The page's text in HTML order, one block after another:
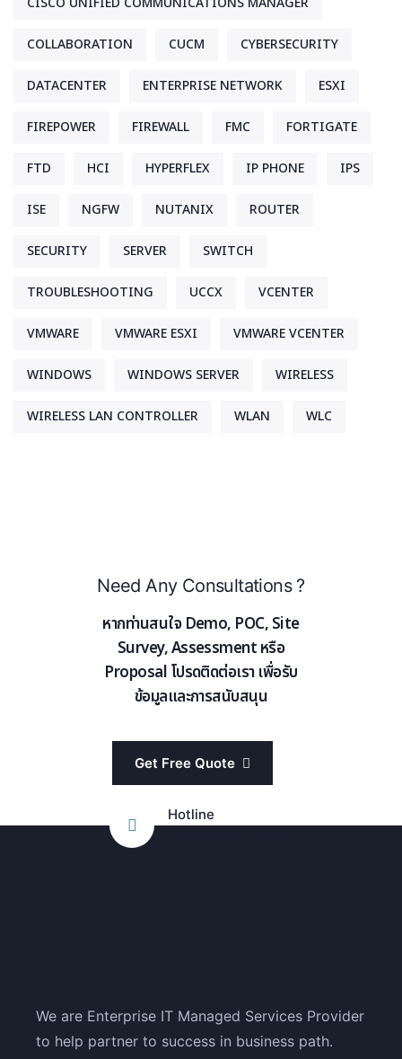
COLLABORATION CUCM CYBERSECURITY
DATACENTER ENTERPRISE NETWORK ESXI
FIREPOWER FIREWALL FMC FORTIGATE
FTD HCI HYPERFLEX IP PHONE IPS
ISE NGFW NUTANIX ROUTER
SECURITY SERVER SWITCH
TROUBLESHOOTING UCCX VCENTER
VMWARE VMWARE ESXI VMWARE VCENTER
WINDOWS WINDOWS SERVER WIRELESS
WIRELESS LAN CONTROLLER WLAN WLC
Need Any Consultations ?
หากท่านสนใจ Demo, POC, Site
Survey, Assessment หรือ
Proposal โปรดติดต่อเรา เพื่อรับ
ข้อมูลและการสนับสนุน
Get Free Quote
Hotline
We are Enterprise IT Managed Services Provider
to help partner to success in business path.